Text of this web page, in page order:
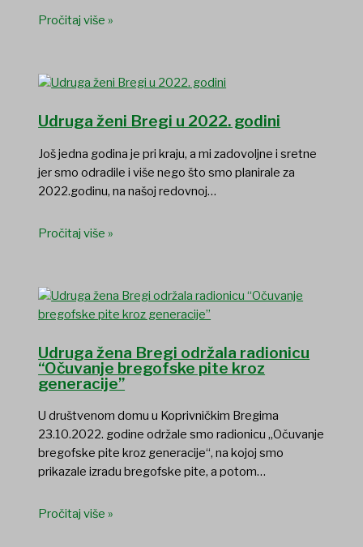
Pročitaj više »
Udruga ženi Bregi u 2022. godini
Još jedna godina je pri kraju, a mi zadovoljne i sretne
jer smo odradile i više nego što smo planirale za
2022.godinu, na našoj redovnoj…
Pročitaj više »
Udruga žena Bregi održala radionicu
“Očuvanje bregofske pite kroz
generacije”
U društvenom domu u Koprivničkim Bregima
23.10.2022. godine održale smo radionicu „Očuvanje
bregofske pite kroz generacije“, na kojoj smo
prikazale izradu bregofske pite, a potom…
Pročitaj više »